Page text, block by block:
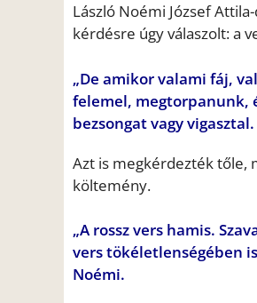
László Noémi József
kérdésre úgy válaszolt: a
„De amikor valami fáj,
felemel, megtorpanunk,
bezsongat vagy
Azt is megkérdezték tőle,
költemény.
„A rossz vers hamis.
vers tökéletlenségében
Noémi.